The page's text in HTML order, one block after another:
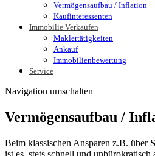
Vermögensaufbau / Inflation
Kaufinteressenten
Immobilie Verkaufen
Maklertätigkeiten
Ankauf
Immobilienbewertung
Service
Navigation umschalten
Vermögensaufbau /
Beim klassischen Ansparen z.B. über